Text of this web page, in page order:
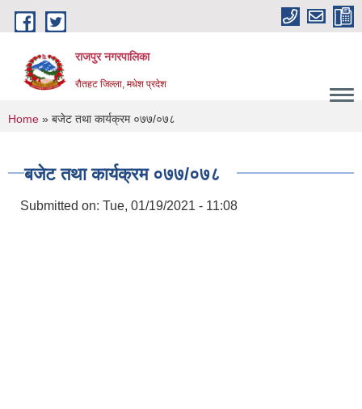
Skip to main content
राजपुर नगरपालिका
रौतहट जिल्ला, मधेश प्रदेश
You are here
Home » बजेट तथा कार्यक्रम ०७७/०७८
बजेट तथा कार्यक्रम ०७७/०७८
Submitted on: Tue, 01/19/2021 - 11:08